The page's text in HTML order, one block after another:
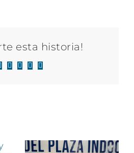
esta historia!
X LinkedIn
WhatsApp
Correo